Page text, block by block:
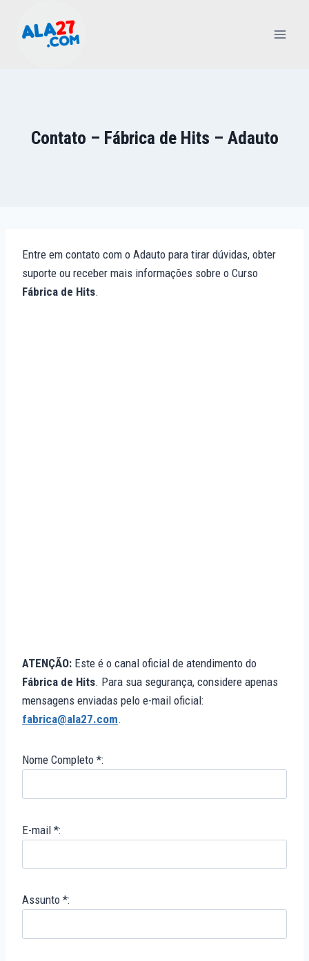
Contato – Fábrica de Hits – Adauto
Entre em contato com o Adauto para tirar dúvidas, obter
suporte ou receber mais informações sobre o Curso
Fábrica de Hits.
ATENÇÃO: Este é o canal oficial de atendimento do
Fábrica de Hits. Para sua segurança, considere apenas
mensagens enviadas pelo e-mail oficial:
fabrica@ala27.com.
Nome Completo *:
E-mail *:
Assunto *: